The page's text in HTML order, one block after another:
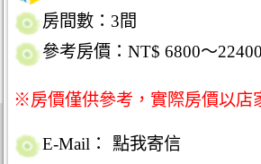
房間數：3間
參考房價：NT$ 6800～22400
※房價僅供參考，實際房價以店
E-Mail：
點我寄信